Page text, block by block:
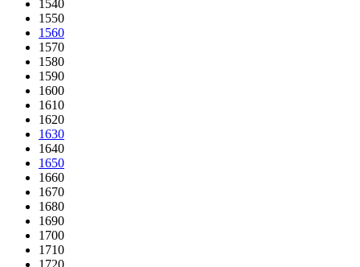
1540
1550
1560
1570
1580
1590
1600
1610
1620
1630
1640
1650
1660
1670
1680
1690
1700
1710
1720